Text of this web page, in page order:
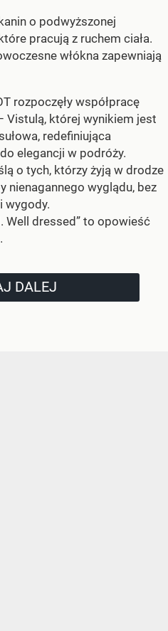
o podwyższonej
pracują z ruchem ciała.
włókna zapewniają
rozpoczęły współpracę
Vistulą, której wynikiem jest
redefiniująca
elegancji w podróży.
o tych, którzy żyją w drodze
nienagannego wyglądu, bez
wygody.
Well dressed” to opowieść
DALEJ